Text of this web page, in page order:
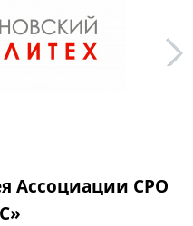
2032 года.
next
Ассоциации СРО